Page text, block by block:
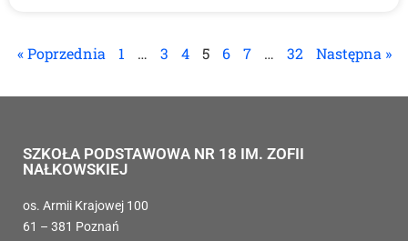
« Poprzednia 1 … 3 4 5 6 7 … 32 Następna »
SZKOŁA PODSTAWOWA NR 18 IM. ZOFII
NAŁKOWSKIEJ
os. Armii Krajowej 100
61 – 381 Poznań